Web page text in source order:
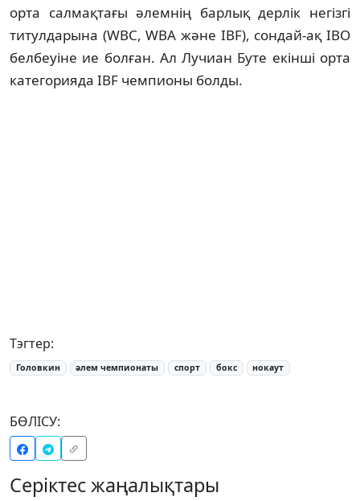
орта салмақтағы әлемнің барлық дерлік негізгі
титулдарына (WBC, WBA және IBF), сондай-ақ IBO
белбеуіне ие болған. Ал Лучиан Буте екінші орта
категорияда IBF чемпионы болды.
Тэгтер:
Головкин әлем чемпионаты спорт бокс нокаут
БӨЛІСУ:
Серіктес жаңалықтары